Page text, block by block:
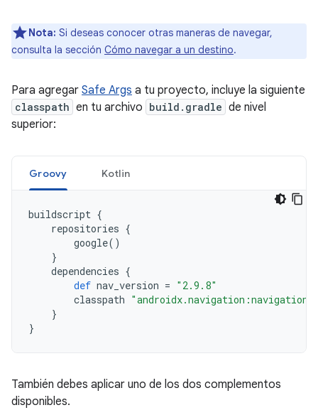
Nota: Si deseas conocer otras maneras de navegar,
consulta la sección Cómo navegar a un destino.
Para agregar Safe Args a tu proyecto, incluye la siguiente
classpath en tu archivo build.gradle de nivel
superior:
Groovy Kotlin
buildscript {
repositories {
google()
}
dependencies {
def nav_version = "2.9.8"
classpath
}
}
También debes aplicar uno de los dos complementos
disponibles.